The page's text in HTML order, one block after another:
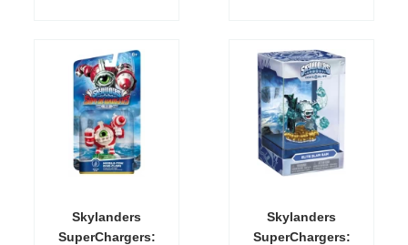
Skylanders
SuperChargers:
Skylanders
SuperChargers: